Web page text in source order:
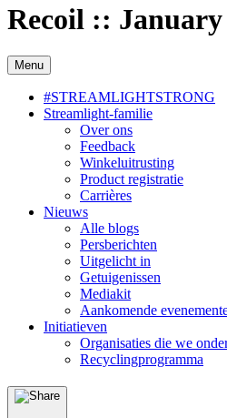
Recoil :: January
Menu
#STREAMLIGHTSTRONG
Streamlight-familie
Over ons
Feedback
Winkeluitrusting
Product registratie
Carrières
Nieuws
Alle blogs
Persberichten
Uitgelicht in
Getuigenissen
Mediakit
Aankomende
Initiatieven
Organisaties die we
Recyclingprogramma